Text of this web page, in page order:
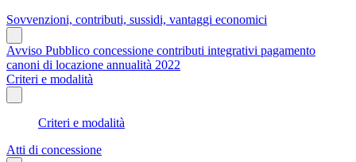
Sovvenzioni, contributi, sussidi, vantaggi economici
Avviso Pubblico concessione contributi integrativi pagamento
canoni di locazione annualità 2022
Criteri e modalità
Criteri e modalità
Atti di concessione